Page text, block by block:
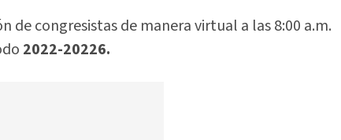
de congresistas de manera virtual a las 8:00 a.m.
2022-20226.